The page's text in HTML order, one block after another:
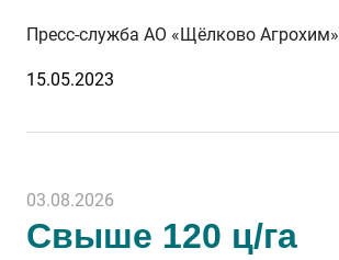
Пресс-служба АО «Щёлково Агрохим»
15.05.2023
03.08.2026
Свыше 120 ц/га